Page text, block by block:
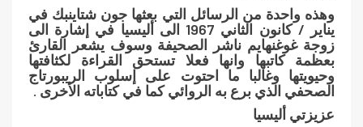
وهذه واحدة من الرسائل التي بعثها جون شتاينبك في
يناير / كانون الثاني 1967 الى أليسيا في إشارة الى
زوجة غوغنهايم ناشر الصحيفة وسوف يشعر القارئ
بعظمة كاتبها وانها فعلا تستحق القراءة لكثافتها
وحيويتها وغالبا ما احتوت على إسلوب الريبورتاج
الصحفي الذي برع به الروائي كما في كتاباته الأخرى .
عزيزتي أليسيا